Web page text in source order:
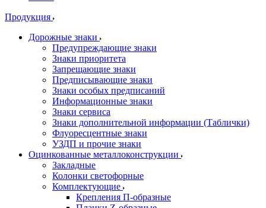
Продукция
Дорожные знаки
Предупреждающие знаки
Знаки приоритета
Запрещающие знаки
Предписывающие знаки
Знаки особых предписаний
Информационные знаки
Знаки сервиса
Знаки дополнительной информации (Таблички)
Флуоресцентные знаки
УЗДП и прочие знаки
Оцинкованные металлоконструкции
Закладные
Колонки светофорные
Комплектующие
Крепления П-образные